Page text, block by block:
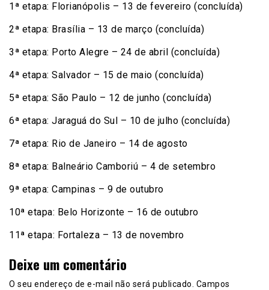
1ª etapa: Florianópolis – 13 de fevereiro (concluída)
2ª etapa: Brasília – 13 de março (concluída)
3ª etapa: Porto Alegre – 24 de abril (concluída)
4ª etapa: Salvador – 15 de maio (concluída)
5ª etapa: São Paulo – 12 de junho (concluída)
6ª etapa: Jaraguá do Sul – 10 de julho (concluída)
7ª etapa: Rio de Janeiro – 14 de agosto
8ª etapa: Balneário Camboriú – 4 de setembro
9ª etapa: Campinas – 9 de outubro
10ª etapa: Belo Horizonte – 16 de outubro
11ª etapa: Fortaleza – 13 de novembro
Deixe um comentário
O seu endereço de e-mail não será publicado. Campos